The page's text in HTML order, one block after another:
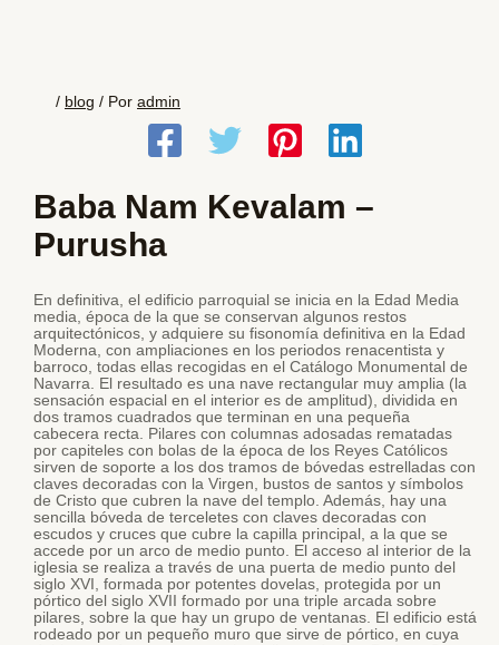
/ blog / Por admin
Baba Nam Kevalam –
Purusha
En definitiva, el edificio parroquial se inicia en la Edad Media
media, época de la que se conservan algunos restos
arquitectónicos, y adquiere su fisonomía definitiva en la Edad
Moderna, con ampliaciones en los periodos renacentista y
barroco, todas ellas recogidas en el Catálogo Monumental de
Navarra. El resultado es una nave rectangular muy amplia (la
sensación espacial en el interior es de amplitud), dividida en
dos tramos cuadrados que terminan en una pequeña
cabecera recta. Pilares con columnas adosadas rematadas
por capiteles con bolas de la época de los Reyes Católicos
sirven de soporte a los dos tramos de bóvedas estrelladas con
claves decoradas con la Virgen, bustos de santos y símbolos
de Cristo que cubren la nave del templo. Además, hay una
sencilla bóveda de terceletes con claves decoradas con
escudos y cruces que cubre la capilla principal, a la que se
accede por un arco de medio punto. El acceso al interior de la
iglesia se realiza a través de una puerta de medio punto del
siglo XVI, formada por potentes dovelas, protegida por un
pórtico del siglo XVII formado por una triple arcada sobre
pilares, sobre la que hay un grupo de ventanas. El edificio está
rodeado por un pequeño muro que sirve de pórtico, en cuya